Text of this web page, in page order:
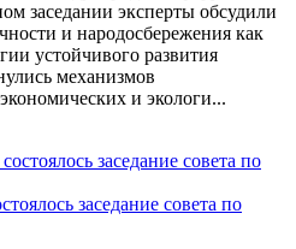
эксперты обсудили
и народосбережения как
устойчивого развития
механизмов
и экологи...
заседание совета по